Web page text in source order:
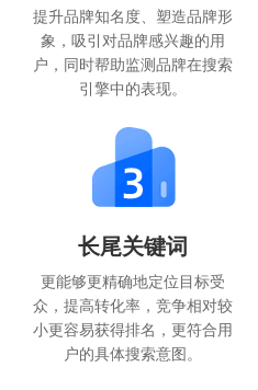
提升品牌知名度、塑造品牌形
象，吸引对品牌感兴趣的用
户，同时帮助监测品牌在搜索
引擎中的表现。
长尾关键词
更能够更精确地定位目标受
众，提高转化率，竞争相对较
小更容易获得排名，更符合用
户的具体搜索意图。